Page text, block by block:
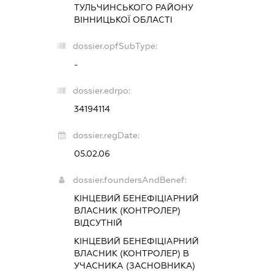
ТУЛЬЧИНСЬКОГО РАЙОНУ
ВІННИЦЬКОЇ ОБЛАСТІ
dossier.opfSubType:
-
dossier.edrpo:
34194114
dossier.regDate:
05.02.06
dossier.foundersAndBenef:
КІНЦЕВИЙ БЕНЕФІЦІАРНИЙ
ВЛАСНИК (КОНТРОЛЕР)
ВІДСУТНІЙ
КІНЦЕВИЙ БЕНЕФІЦІАРНИЙ
ВЛАСНИК (КОНТРОЛЕР) В
УЧАСНИКА (ЗАСНОВНИКА)